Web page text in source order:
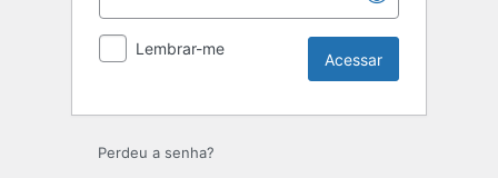
Lembrar-me
Perdeu a senha?